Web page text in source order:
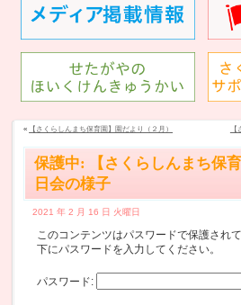
« 【さくらしんまち保育園】園だより（２月）
保護中: 【さくらしんまち保
日会の様子
2021 年 2 月 16 日 火曜日
このコンテンツはパスワードで保護され
下にパスワードを入力してください。
パスワード: